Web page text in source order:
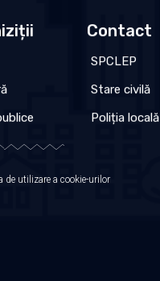
Contact
SPCLEP
Stare civilă
Poliția locală
de utilizare a cookie-urilor